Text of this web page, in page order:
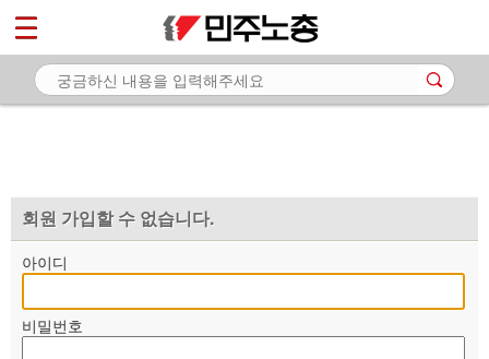
회원 가입할 수 없습니다.
아이디
비밀번호
마이페이지
소개
자료
부설기관